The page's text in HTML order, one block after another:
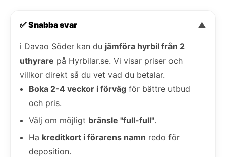
✅ Snabba svar ▼
i Davao Söder kan du jämföra hyrbil från 2
uthyrare på Hyrbilar.se. Vi visar priser och
villkor direkt så du vet vad du betalar.
Boka 2-4 veckor i förväg för bättre utbud
och pris.
Välj om möjligt bränsle "full-full".
Ha kreditkort i förarens namn redo för
deposition.